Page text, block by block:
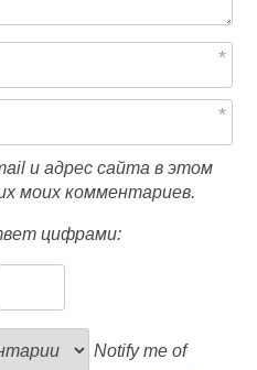
и адрес сайта в этом
моих комментариев.
цифрами:
Notify me of